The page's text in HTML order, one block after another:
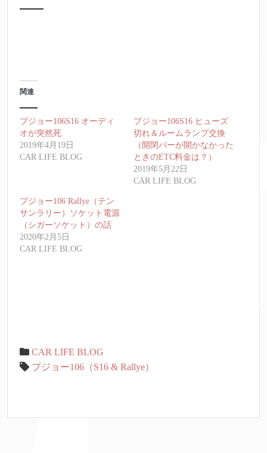
関連
プジョー106S16 オーディ
オが突然死
2019年4月19日
CAR LIFE BLOG
プジョー106S16 ヒューズ
切れ＆ルームランプ交換
（開閉バーが開かなかった
ときのETC料金は？）
2019年5月22日
CAR LIFE BLOG
プジョー106 Rallye（テン
サンラリー）ソケット電源
（シガーソケット）の話
2020年2月5日
CAR LIFE BLOG
CAR LIFE BLOG
プジョー106（S16 & Rallye）